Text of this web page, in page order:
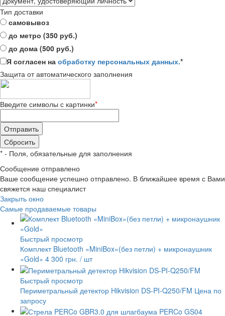
Тип доставки
самовывоз
до метро (350 руб.)
до дома (500 руб.)
Я согласен на обработку персональных данных.*
Защита от автоматического заполнения
Введите символы с картинки*
* - Поля, обязательные для заполнения
Сообщение отправлено
Ваше сообщение успешно отправлено. В ближайшее время с Вами
свяжется наш специалист
Закрыть окно
Самые продаваемые товары
Быстрый просмотр
Комплект Bluetooth «MiniBox»(без петли) + микронаушник
«Gold» 4 300 грн. / шт
Быстрый просмотр
Периметральный детектор Hikvision DS-PI-Q250/FM Цена по
запросу